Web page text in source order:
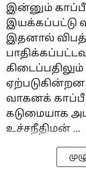
இன்னும்
இயக்கப்பட்டு
இதனால்
வாகனக்
கடுமையாக
உச்சநீதிமன் ...